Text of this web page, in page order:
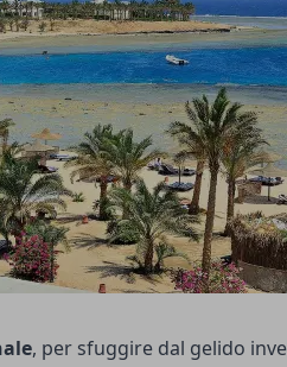
, per sfuggire dal gelido